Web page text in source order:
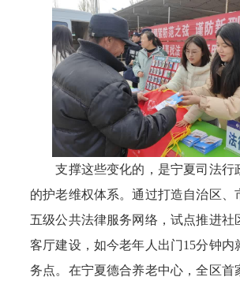
支撑这些变化的，是宁夏司法行
的护老维权体系。通过打造自治区、
五级公共法律服务网络，试点推进社
客厅建设，如今老年人出门15分钟内
务点。在宁夏德合养老中心，全区首